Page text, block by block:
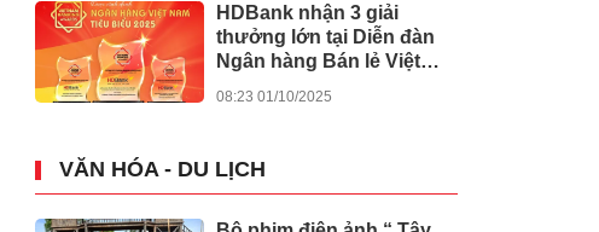
HDBank nhận 3 giải
thưởng lớn tại Diễn đàn
Ngân hàng Bán lẻ Việt
08:23 01/10/2025
VĂN HÓA - DU LỊCH